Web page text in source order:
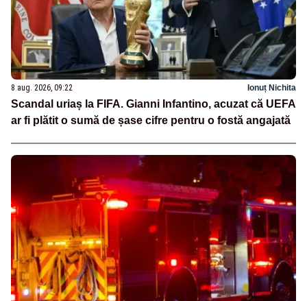
8 aug. 2026, 09:22 Ionuț Nichita
Scandal uriaș la FIFA. Gianni Infantino, acuzat că UEFA
ar fi plătit o sumă de șase cifre pentru o fostă angajată